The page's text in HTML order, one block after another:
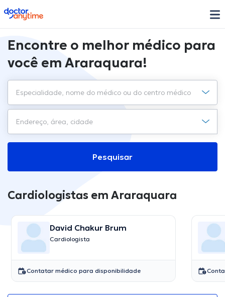
doctoranytime
Encontre o melhor médico para
você em Araraquara!
Pesquisar
Cardiologistas em Araraquara
David Chakur Brum
Cardiologista
Contatar médico para disponibilidade